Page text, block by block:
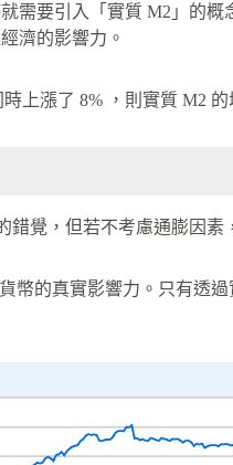
需要引入「實質 M2」的
濟的影響力。
上漲了 8% ，則實質 M2 的
覺，但若不考慮通膨因素
幣的真實影響力。只有透